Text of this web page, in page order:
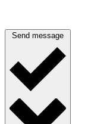
Send message